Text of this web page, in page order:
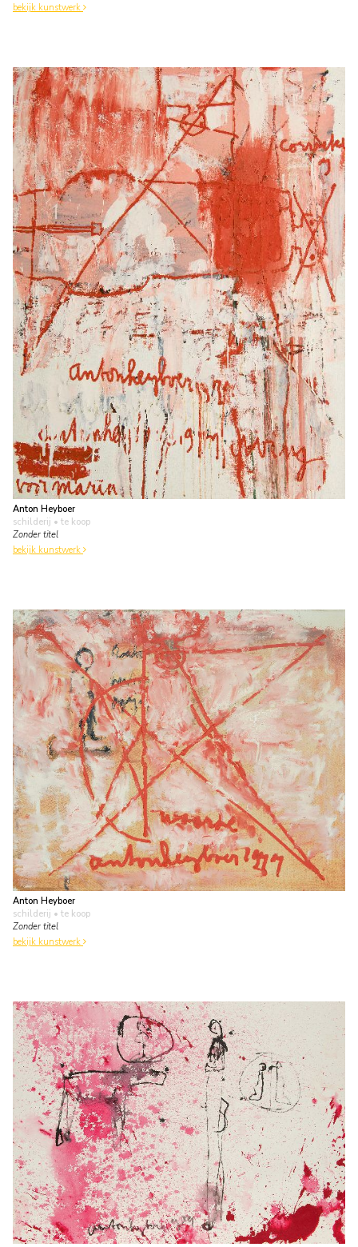
bekijk kunstwerk
Anton Heyboer
schilderij • te koop
Zonder titel
bekijk kunstwerk
Anton Heyboer
schilderij • te koop
Zonder titel
bekijk kunstwerk